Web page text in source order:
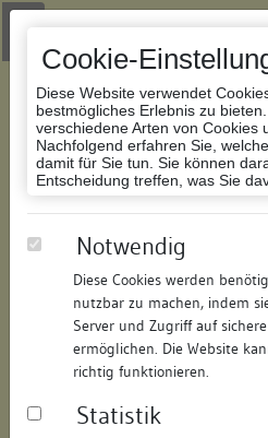
Cookie-
Diese Website verwendet
bestmögliches Erlebnis zu
verschiedene Arten von Cookies
Nachfolgend erfahren Sie,
damit für Sie tun. Sie können
Entscheidung treffen, was Sie
Notwendig
Diese Cookies werden
nutzbar zu machen, indem
Server und Zugriff auf
ermöglichen. Die Website
richtig funktionieren.
Statistik
Zur Navigation springen
Zum Inhalt der Website springen
Datenbank
abgegangenes
200819774711/ Datum:
Datenbestand:
Bauforschung